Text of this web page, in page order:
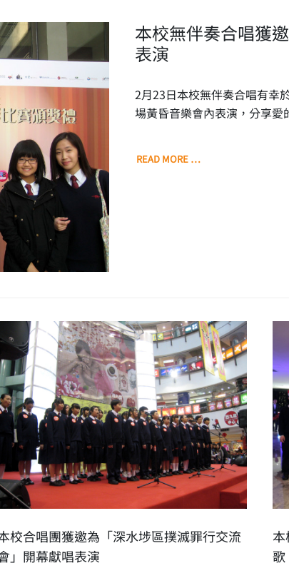
本校無伴奏合唱獲
表演
2月23日本校無伴奏合唱有幸
場黃昏音樂會內表演，分享愛
READ MORE …
校合唱團獲邀為「深水埗區撲滅罪行交流
」開幕獻唱表演
歌